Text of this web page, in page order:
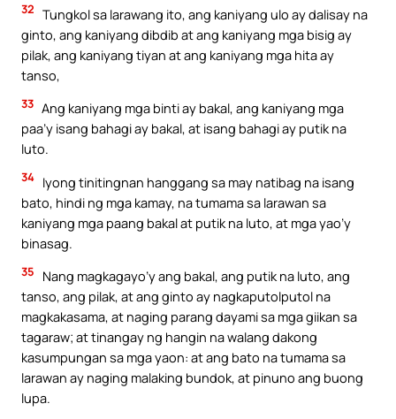
32 Tungkol sa larawang ito, ang kaniyang ulo ay dalisay na
ginto, ang kaniyang dibdib at ang kaniyang mga bisig ay
pilak, ang kaniyang tiyan at ang kaniyang mga hita ay
tanso,
33 Ang kaniyang mga binti ay bakal, ang kaniyang mga
paa’y isang bahagi ay bakal, at isang bahagi ay putik na
luto.
34 Iyong tinitingnan hanggang sa may natibag na isang
bato, hindi ng mga kamay, na tumama sa larawan sa
kaniyang mga paang bakal at putik na luto, at mga yao’y
binasag.
35
Nang magkagayo’y ang bakal, ang putik na luto, ang
tanso, ang pilak, at ang ginto ay nagkaputolputol na
magkakasama, at naging parang dayami sa mga giikan sa
tagaraw; at tinangay ng hangin na walang dakong
kasumpungan sa mga yaon: at ang bato na tumama sa
larawan ay naging malaking bundok, at pinuno ang buong
lupa.